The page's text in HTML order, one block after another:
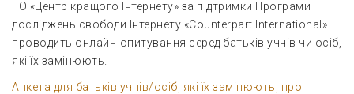
ГО «Центр кращого Інтернету» за підтримки Програми
досліджень свободи Інтернету «Counterpart International»
проводить онлайн-опитування серед батьків учнів чи осіб,
які їх замінюють.
Анкета для батьків учнів/осіб, які їх замінюють, про